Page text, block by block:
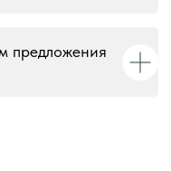
предложения